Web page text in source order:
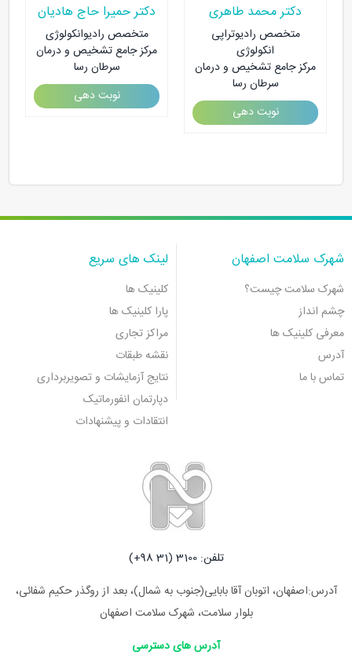
دکتر حمیرا حاج هادیان
متخصص رادیوانکولوژی
مرکز جامع تشخیص و درمان
سرطان رسا
نوبت دهی
دکتر محمد طاهری
متخصص رادیوتراپی
انکولوژی
مرکز جامع تشخیص و درمان
سرطان رسا
نوبت دهی
شهرک سلامت اصفهان
شهرک سلامت چیست؟
چشم انداز
معرفی کلینیک ها
آدرس
تماس با ما
لینک های سریع
کلینیک ها
پارا کلینیک ها
مراکز تجاری
نقشه طبقات
نتایج آزمایشات و تصویربرداری
دپارتمان انفورماتیک
انتقادات و پیشنهادات
تلفن: 3100 (31 98+)
آدرس:اصفهان، اتوبان آقا بابایی(جنوب به شمال)، بعد از روگذر حکیم شفائی،
بلوار سلامت، شهرک سلامت اصفهان
آدرس های دسترسی